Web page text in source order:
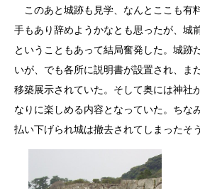
このあと城跡も見学、なんとここも有
手もあり辞めようかなとも思ったが、城
ということもあって結局奮発した。城跡
いが、でも各所に説明書が設置され、ま
移築展示されていた。そして奥には神社
なりに楽しめる内容となっていた。ちな
払い下げられ城は撤去されてしまったそう